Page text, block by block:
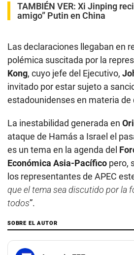
TAMBIÉN VER: Xi Jinping
amigo” Putin en China
Las declaraciones llegaban en
polémica suscitada por la
Kong, cuyo jefe del Ejecutivo,
invitado por estar sujeto a
estadounidenses en materia
La inestabilidad generada en
ataque de Hamás a Israel el
es un tema en la agenda del
Económica Asia-Pacífico pero,
los representantes de APEC
que el tema sea discutido por la
todos”.
SOBRE EL AUTOR